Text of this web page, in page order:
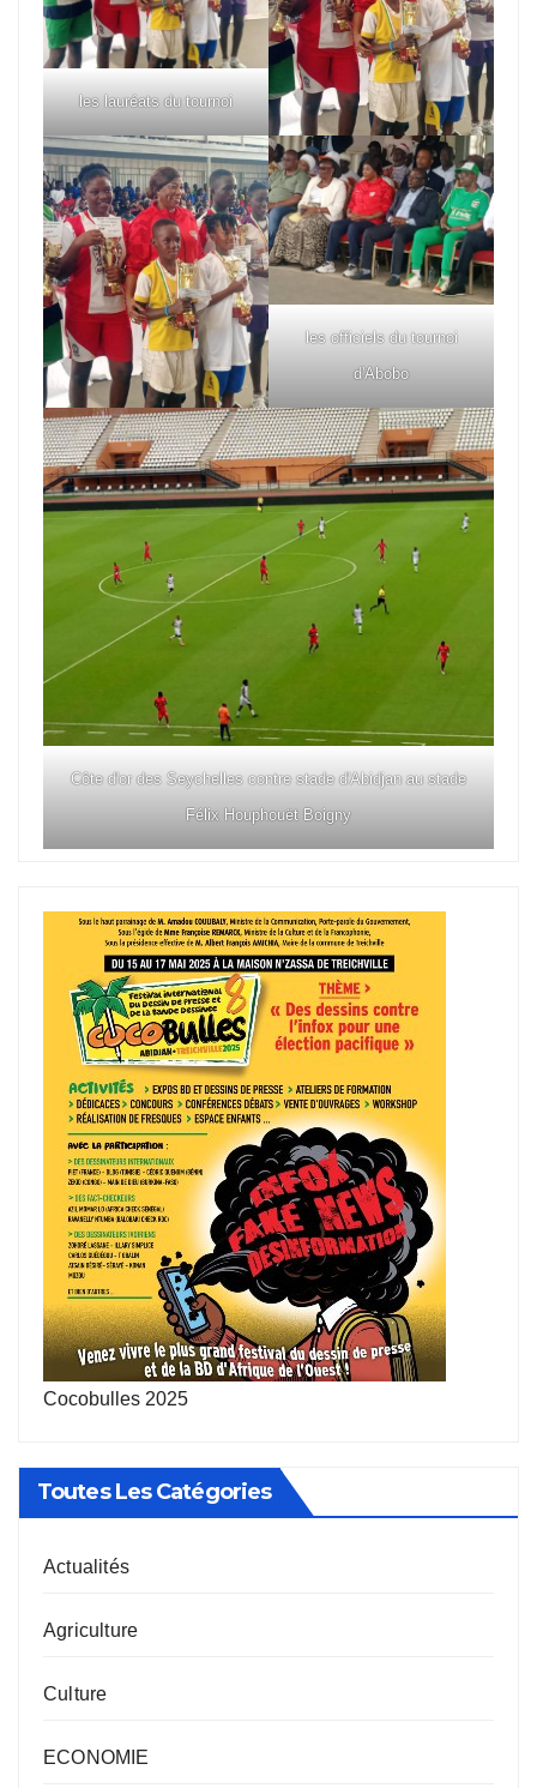
les lauréats du tournoi
les officiels du tournoi
d'Abobo
Côte d'or des Seychelles contre stade d'Abidjan au stade
Félix Houphouët Boigny
Cocobulles 2025
Toutes Les Catégories
Actualités
Agriculture
Culture
ECONOMIE